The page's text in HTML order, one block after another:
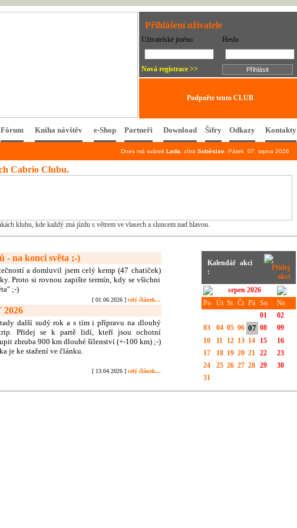
Přihlášení uživatele
Uživatelské jméno Heslo
Nová registrace >>
Podpořte tento CLUB
Fórum Kniha návštěv e-Shop Partneři Download Šifry Odkazy Kontakty
Dnes má svátek Lada , zítra Soběslav . Pátek 07. srpna 2026
Cabrio Clubu.
klubu, kde každý zná jízdu s větrem ve vlasech a sluncem nad hlavou.
- na konci světa ;-)
a domluvil jsem celý kemp (47 chatiček)
Proto si rovnou zapište termín, kdy se všichni
;-)
[ 01.06.2026 ] celý článek...
další sudý rok a s tím i přípravu na dlouhý
Přidej se k partě lidí, kteří jsou ochotní
zhruba 900 km dlouhé šílenství (+-100 km) ;-)
je ke stažení ve článku.
[ 13.04.2026 ] celý článek...
Kalendář akcí
:
srpen 2026
Po
Út St Čt Pá So
Ne
01
02
03
04 05 06 07 08
09
10
11 12 13 14 15
16
17
18 19 20 21 22
23
24
25 26 27 28 29
30
31